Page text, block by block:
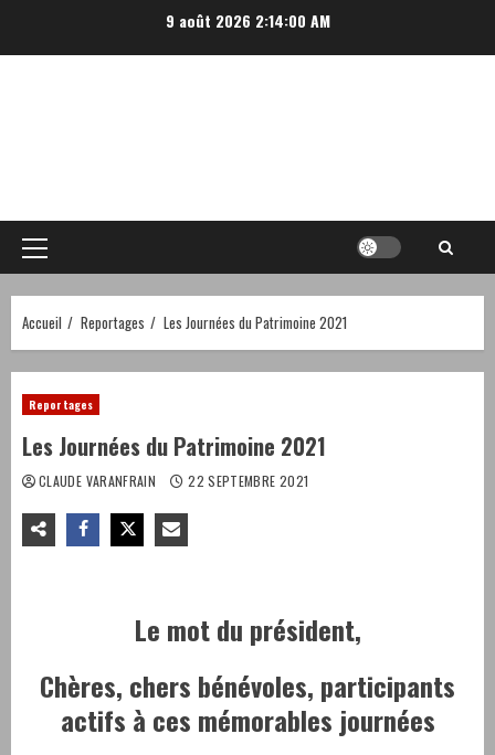
9 août 2026 2:14:01 AM
Menu
principal
Accueil Reportages Les Journées du Patrimoine 2021
Reportages
Les Journées du Patrimoine 2021
CLAUDE VARANFRAIN 22 SEPTEMBRE 2021
Le mot du président,
Chères, chers bénévoles, participants
actifs à ces mémorables journées